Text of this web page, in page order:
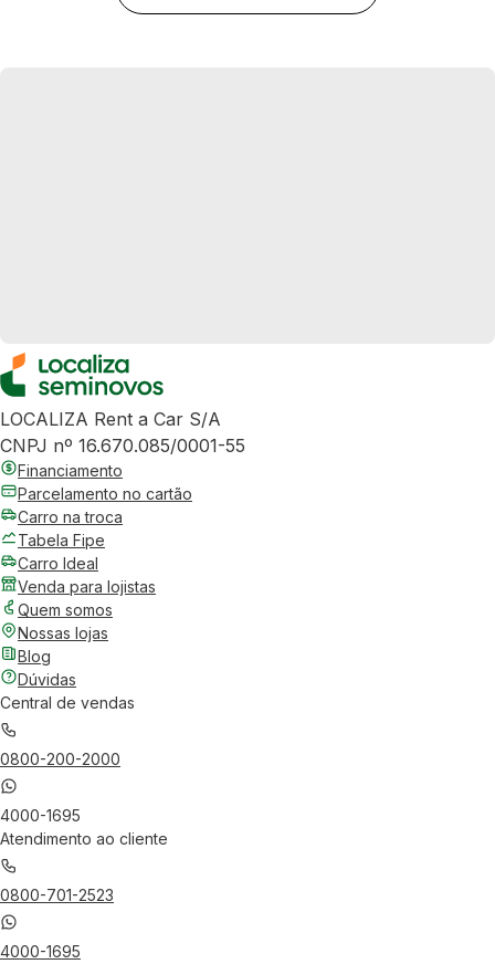
LOCALIZA Rent a Car S/A
CNPJ nº 16.670.085/0001-55
Financiamento
Parcelamento no cartão
Carro na troca
Tabela Fipe
Carro Ideal
Venda para lojistas
Quem somos
Nossas lojas
Blog
Dúvidas
Central de vendas
0800-200-2000
4000-1695
Atendimento ao cliente
0800-701-2523
4000-1695